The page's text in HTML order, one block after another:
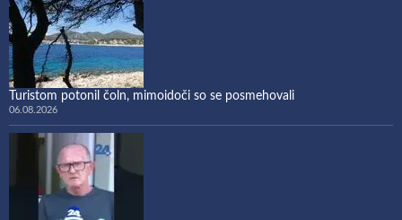
Turistom potonil čoln, mimoidoči so se posmehovali
06.08.2026